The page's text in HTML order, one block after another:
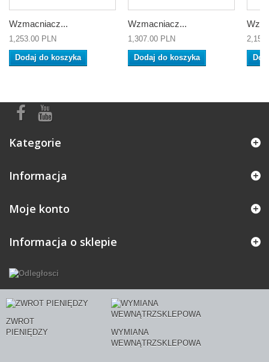
Wzmacniacz...
1,253.00 PLN
Dodaj do koszyka
Wzmacniacz...
1,307.00 PLN
Dodaj do koszyka
Kategorie
Informacja
Moje konto
Informacja o sklepie
ZWROT
PIENIĘDZY
WYMIANA
WEWNĄTRZSKLEPOWA